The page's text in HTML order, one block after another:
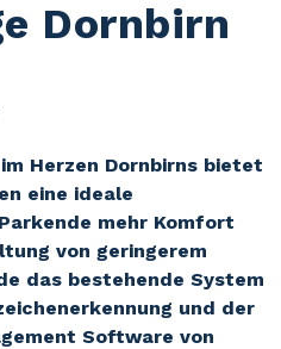
Dornbirn
Herzen Dornbirns bietet
eine ideale
mehr Komfort
von geringerem
das bestehende System
und der
Software von